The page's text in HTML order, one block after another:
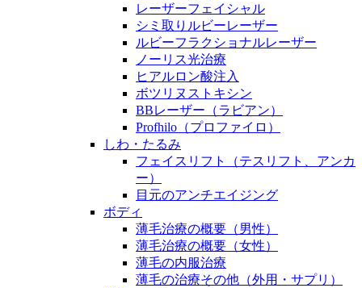
レーザーフェイシャル
シミ取りルビーレーザー
ルビーフラクショナルレーザー
ノーリス光治療
ヒアルロン酸注入
ボツリヌストキシン
BBレーザー（ラビアン）
Profhilo（プロファイロ）
しわ・たるみ
フェイスリフト（テスリフト、アンカ
ー）
目元のアンチエイジング
ボディ
薄毛治療の概要（男性）
薄毛治療の概要（女性）
薄毛の内服治療
薄毛の治療その他（外用・サプリ）